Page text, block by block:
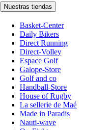
Nuestras tiendas
Basket-Center
Daily Bikers
Direct Running
Direct-Volley
Espace Golf
Galope-Store
Golf and co
Handball-Store
House of Rugby
La sellerie de Maé
Made in Paradis
Nauti-wave